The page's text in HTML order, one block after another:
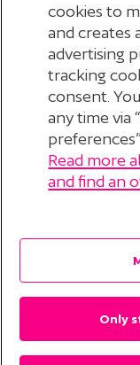
© 2026
cookies to
and creates
advertising
tracking
consent.
any time via
Read more
and find an
Only